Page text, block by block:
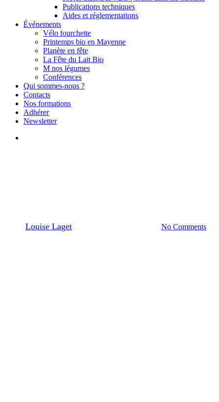
Publications techniques
Aides et réglementations
Événements
Vélo fourchette
Printemps bio en Mayenne
Planète en fête
La Fête du Lait Bio
M nos légumes
Conférences
Qui sommes-nous ?
Contacts
Nos formations
Adhérer
Newsletter
Louise Laget No Comments